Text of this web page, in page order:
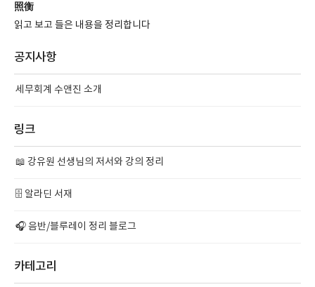
照衡
읽고 보고 들은 내용을 정리합니다
공지사항
세무회계 수앤진 소개
링크
📖 강유원 선생님의 저서와 강의 정리
🗄️ 알라딘 서재
🎧 음반/블루레이 정리 블로그
카테고리